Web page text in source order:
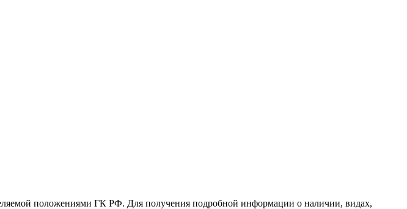
положениями ГК РФ. Для получения подробной информации о наличии, видах,